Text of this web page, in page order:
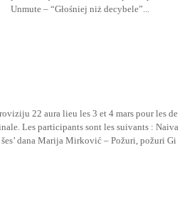
Unmute – “Głośniej niż decybele”...
22 aura lieu les 3 et 4 mars pour les de
Les participants sont les suivants : Naiva
dana Marija Mirković – Požuri, požuri Gi